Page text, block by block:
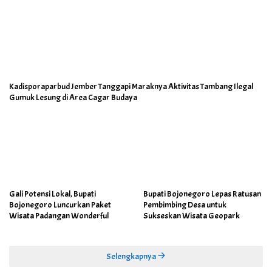
Kadisporaparbud Jember Tanggapi Maraknya Aktivitas Tambang Ilegal
Gumuk Lesung di Area Cagar Budaya
Gali Potensi Lokal, Bupati
Bojonegoro Luncurkan Paket
Wisata Padangan Wonderful
Bupati Bojonegoro Lepas Ratusan
Pembimbing Desa untuk
Sukseskan Wisata Geopark
Selengkapnya